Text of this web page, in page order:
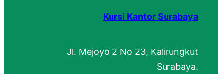
Kursi Kantor Surabaya
Jl. Mejoyo 2 No 23, Kalirungkut
Surabaya.